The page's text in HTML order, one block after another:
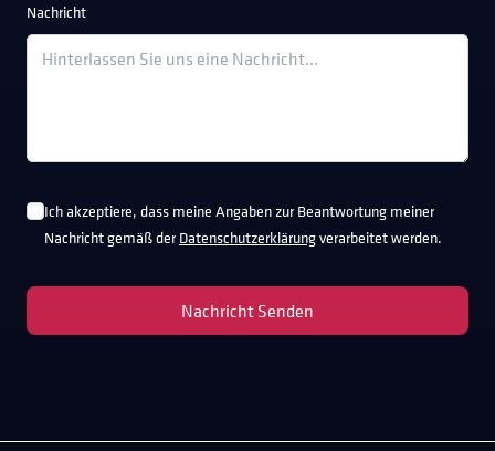
Nachricht
Ich akzeptiere, dass meine Angaben zur Beantwortung meiner
Nachricht gemäß der Datenschutzerklärungverarbeitet werden.
Nachricht Senden